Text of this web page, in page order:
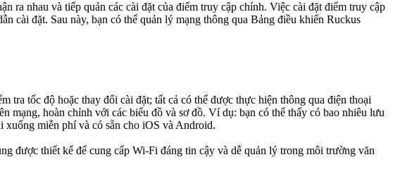
ra nhau và tiếp quản các cài đặt của điểm truy cập chính. Việc cài đặt điểm truy cập
cài đặt. Sau này, bạn có thể quản lý mạng thông qua Bảng điều khiển Ruckus
tra tốc độ hoặc thay đổi cài đặt; tất cả có thể được thực hiện thông qua điện thoại
mạng, hoàn chỉnh với các biểu đồ và sơ đồ. Ví dụ: bạn có thể thấy có bao nhiêu lưu
miễn phí và có sẵn cho iOS và Android.
được thiết kế để cung cấp Wi-Fi đáng tin cậy và dễ quản lý trong môi trường văn